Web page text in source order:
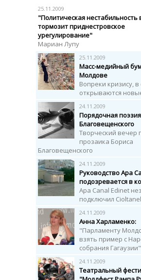
25.11.2009
"Политическая
тормозит приднестровское
урегулирование"
Мариан Лупу
25.11.2009
Масс-медийный
Молдове
Вопреки кризису, в
открываются
24.11.2009
Порядочная поэзия
Благовещенского
Творческий вечер
прозаика Бориса
Благовещенского
24.11.2009
Руководство Apa
подозревается в
Apa Canal Edinet
подключил
24.11.2009
Анна Харламенко:
"Парламенту
взять пример с
собрания Гагаузии"
24.11.2009
Театральный